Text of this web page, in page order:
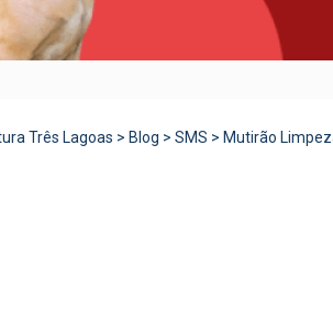
Três Lagoas > Blog > SMS > Mutirão